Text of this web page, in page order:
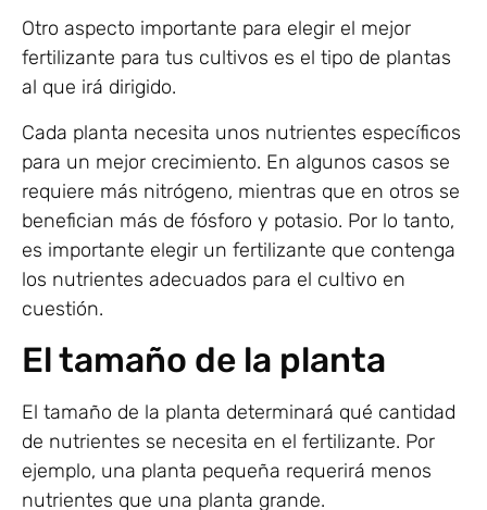
Otro aspecto importante para elegir el mejor
fertilizante para tus cultivos es el tipo de plantas
al que irá dirigido.
Cada planta necesita unos nutrientes específicos
para un mejor crecimiento. En algunos casos se
requiere más nitrógeno, mientras que en otros se
benefician más de fósforo y potasio. Por lo tanto,
es importante elegir un fertilizante que contenga
los nutrientes adecuados para el cultivo en
cuestión.
El tamaño de la planta
El tamaño de la planta determinará qué cantidad
de nutrientes se necesita en el fertilizante. Por
ejemplo, una planta pequeña requerirá menos
nutrientes que una planta grande.